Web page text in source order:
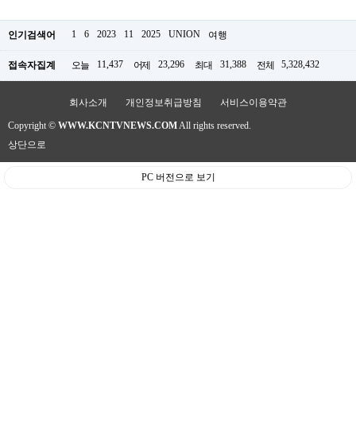
인기검색어 1 6 2023 11 2025 UNION 여행
접속자집계 오늘 11,437 어제 23,296 최대 31,388 전체 5,328,432
회사소개 개인정보취급방침 서비스이용약관
Copyright © WWW.KCNTVNEWS.COM All rights reserved.
상단으로
PC 버전으로 보기